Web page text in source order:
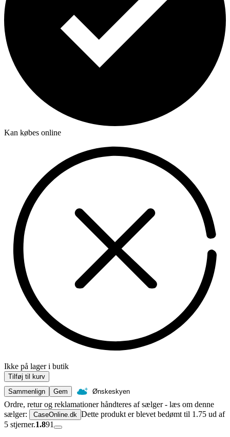
Kan købes online
Ikke på lager i butik
Tilføj til kurv
Sammenlign
Gem Ønskeskyen
Ordre, retur og reklamationer håndteres af sælger - læs om denne
sælger:
CaseOnline.dk Dette produkt er blevet bedømt til 1.75 ud af
5 stjerner.1.891